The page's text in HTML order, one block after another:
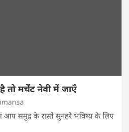
तो मर्चेंट नेवी में जाएँ
आप समुद्र के रास्ते सुनहरे भविष्य के लिए